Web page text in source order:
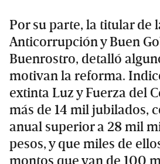
Por su parte, la titular de
Anticorrupción y Buen
Buenrostro, detalló
motivan la reforma.
extinta Luz y Fuerza del
más de 14 mil jubilados,
anual superior a 28 mil
pesos, y que miles de